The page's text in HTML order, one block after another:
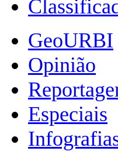
GeoURBI
Opinião
Especiais